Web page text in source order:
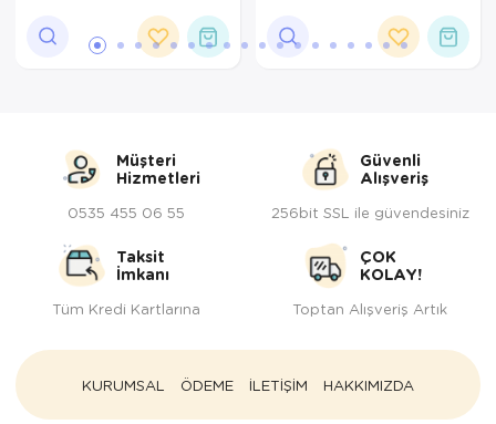
Müşteri
Hizmetleri
0535 455 06 55
Güvenli
Alışveriş
256bit SSL ile güvendesiniz
Taksit
İmkanı
Tüm Kredi Kartlarına
ÇOK
KOLAY!
Toptan Alışveriş Artık
KURUMSAL ÖDEME İLETİŞİM HAKKIMIZDA